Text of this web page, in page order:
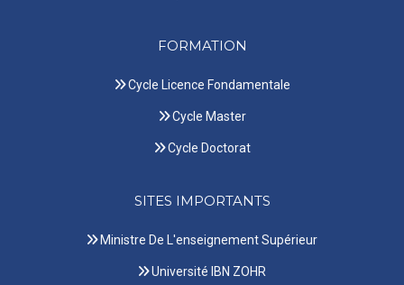
FORMATION
Cycle Licence Fondamentale
Cycle Master
Cycle Doctorat
SITES IMPORTANTS
Ministre De L'enseignement Supérieur
Université IBN ZOHR